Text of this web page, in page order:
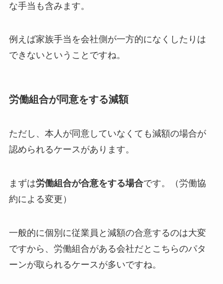
な手当も含みます。
例えば家族手当を会社側が一方的になくしたりは
できないということですね。
労働組合が同意をする減額
ただし、本人が同意していなくても減額の場合が
認められるケースがあります。
まずは労働組合が合意をする場合です。（労働協
約による変更）
一般的に個別に従業員と減額の合意するのは大変
ですから、労働組合がある会社だとこちらのパタ
ーンが取られるケースが多いですね。